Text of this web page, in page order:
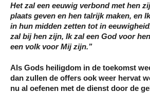
Het zal een eeuwig verbond met hen
plaats geven en hen talrijk maken, en
in hun midden zetten tot in eeuwigheid
zal bij hen zijn, Ik zal een God voor
een volk voor Mij zijn.’’
Als Gods heiligdom in de toekomst
dan zullen de offers ook weer hervat
nu al oefenen met de dienst door de